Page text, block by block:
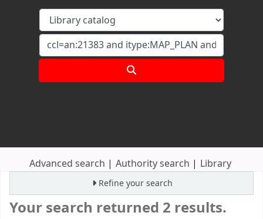
Advanced search Authority search Library
Refine your search
Your search returned 2 results.